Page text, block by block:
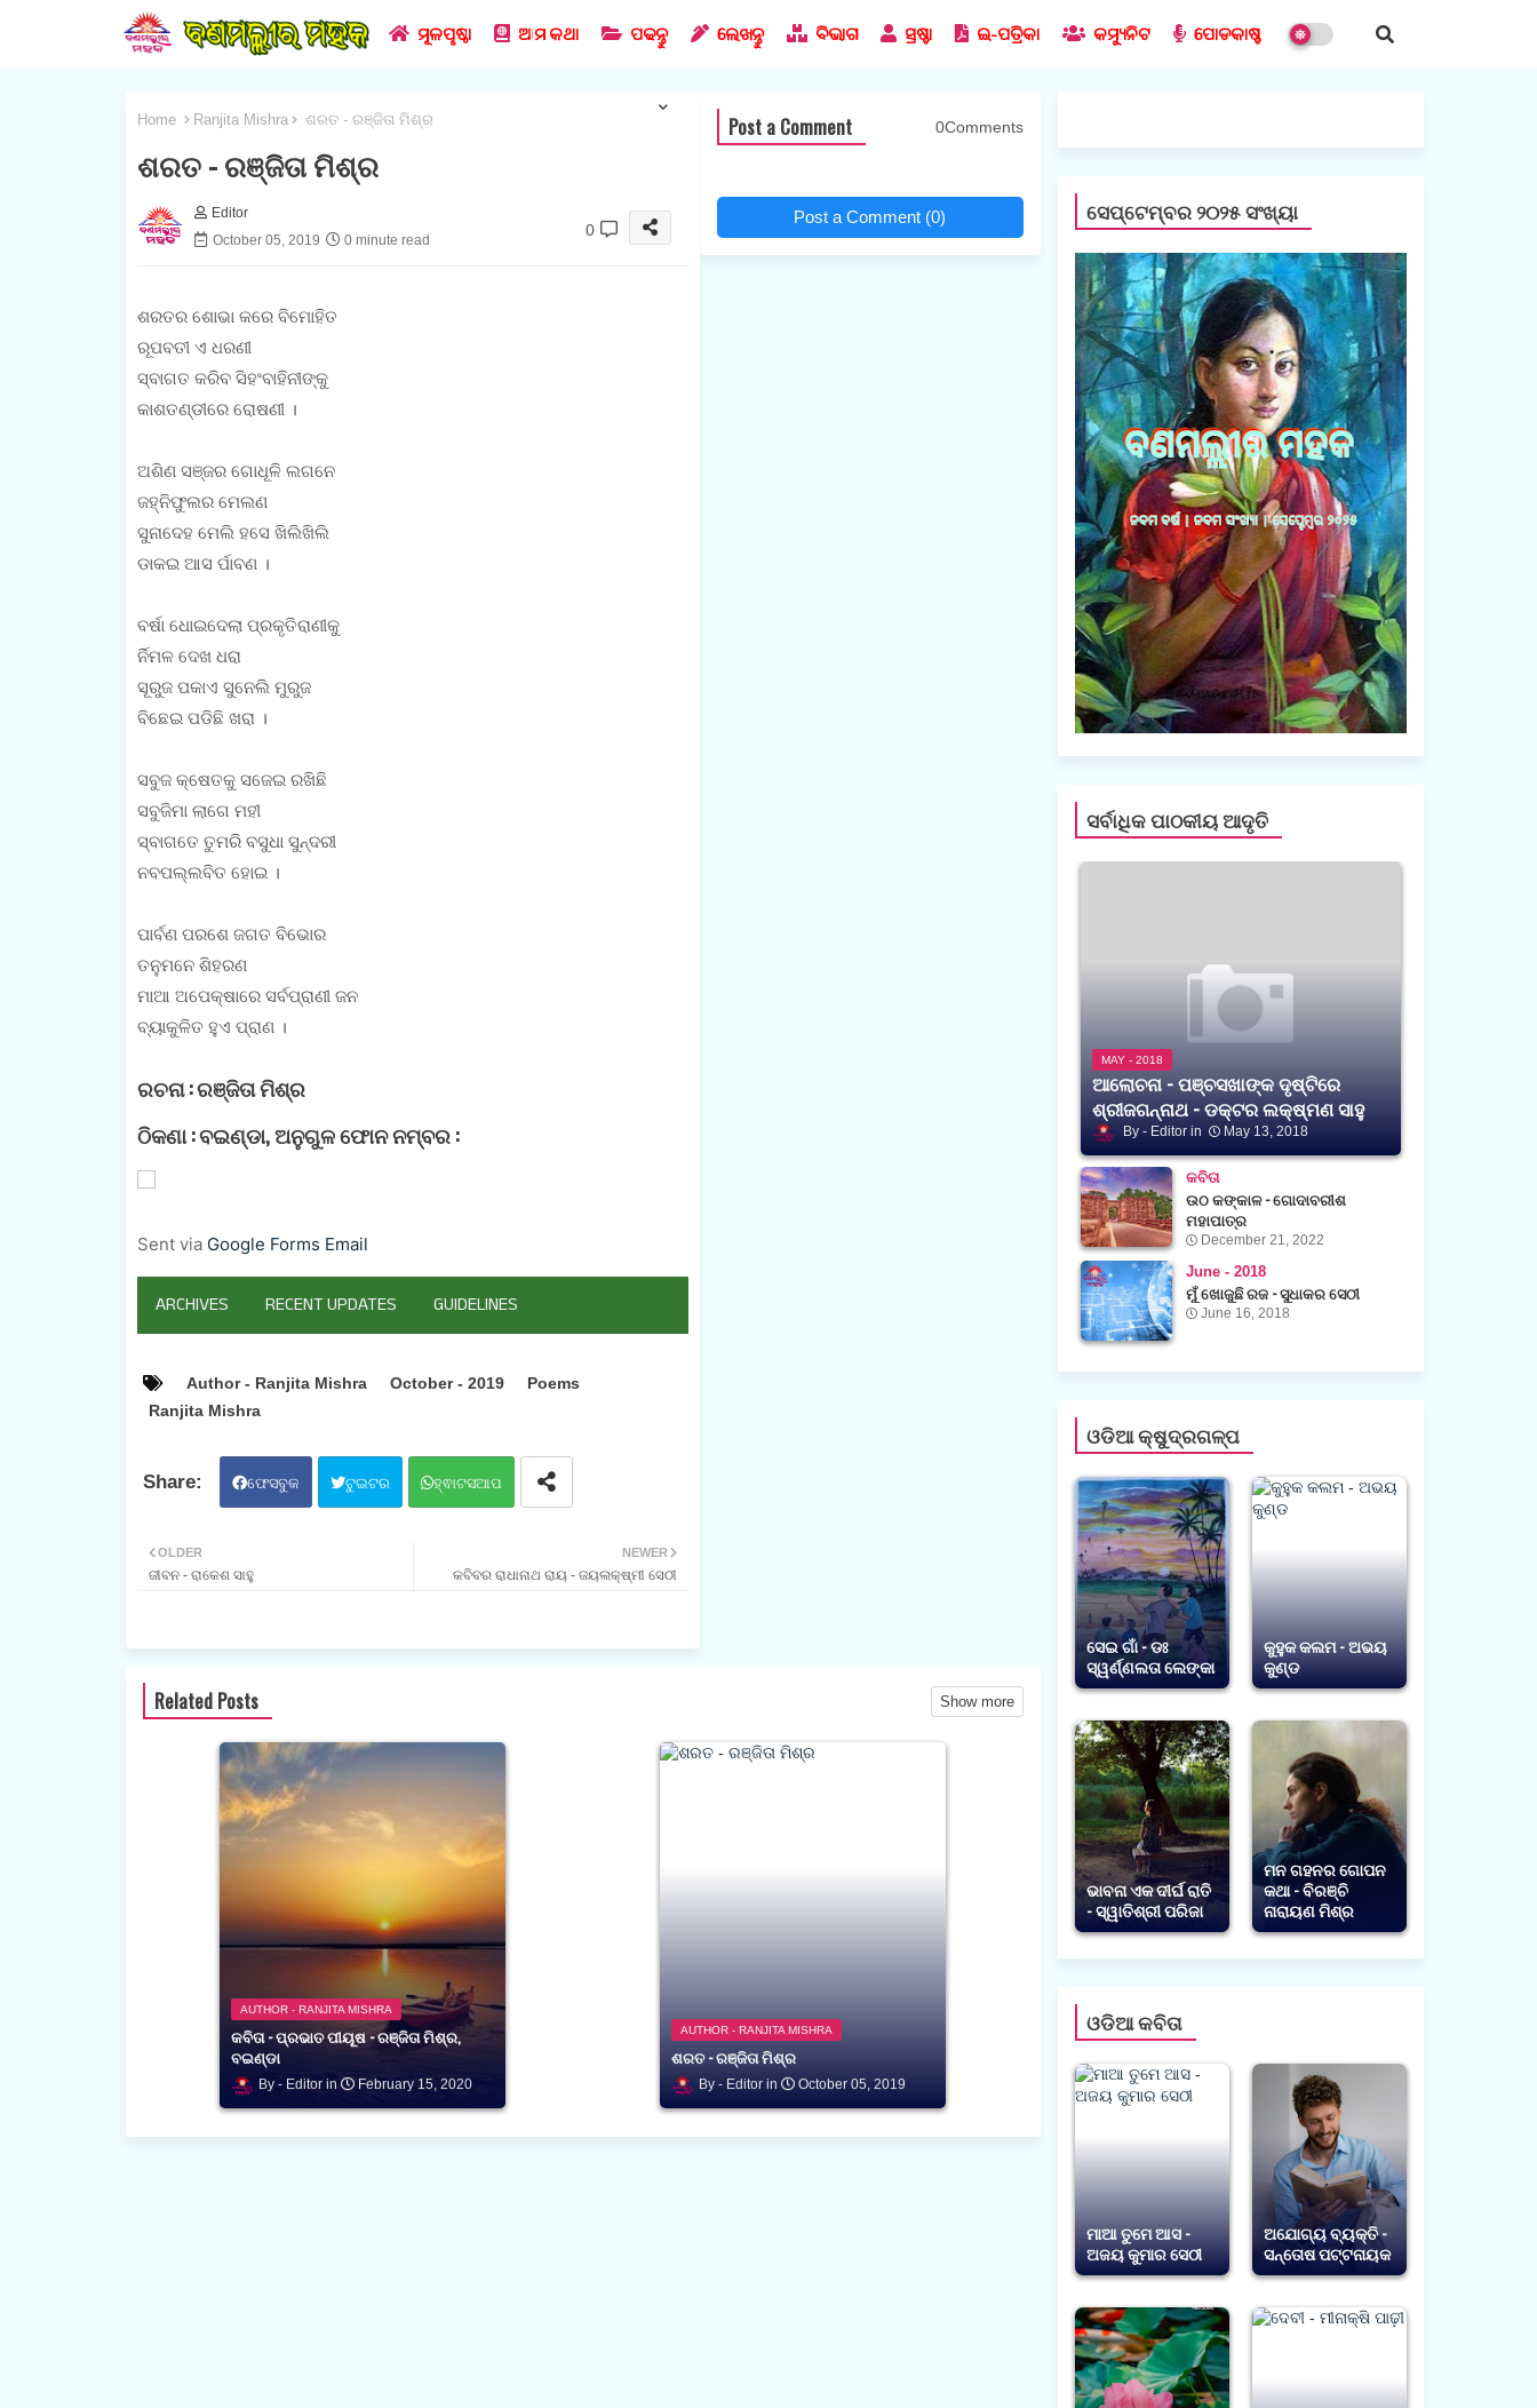
ମୂଳପୃଷ୍ଠା ଆମ କଥା ପଢନ୍ତୁ ଲେଖନ୍ତୁ ବିଭାଗ ସ୍ରଷ୍ଟା ଇ-ପତ୍ରିକା କମ୍ୟୁନିଟ ପୋଡକାଷ୍ଟ
Home Ranjita Mishra ଶରତ - ରଞ୍ଜିତା ମିଶ୍ର
ଶରତ - ରଞ୍ଜିତା ମିଶ୍ର
Editor
October 05, 2019
0 minute read
0
ଶରତର ଶୋଭା କରେ ବିମୋହିତ
ରୂପବତୀ ଏ ଧରଣୀ
ସ୍ବାଗତ କରିବ ସିହଂବାହିନୀଙ୍କୁ
କାଶତଣ୍ଡୀରେ ରୋଷଣୀ ।
ଅଶିଣ ସଞ୍ଜର ଗୋଧୂଳି ଲଗନେ
ଜହ୍ନିଫୁଲର ମେଲଣ
ସୁନାଦେହ ମେଲି ହସେ ଖିଲିଖିଲି
ଡାକଇ ଆସ ର୍ପାବଣ ।
ବର୍ଷା ଧୋଇଦେଲା ପ୍ରକୃତିରାଣୀକୁ
ର୍ନିମଳ ଦେଖ ଧରା
ସୂରୁଜ ପକାଏ ସୁନେଲି ମୁରୁଜ
ବିଛେଇ ପଡିଛି ଖରା ।
ସବୁଜ କ୍ଷେତକୁ ସଜେଇ ରଖିଛି
ସବୁଜିମା ଲାଗେ ମହୀ
ସ୍ବାଗତେ ତୁମରି ବସୁଧା ସୁନ୍ଦରୀ
ନବପଲ୍ଲବିତ ହୋଇ ।
ପାର୍ବଣ ପରଶେ ଜଗତ ବିଭୋର
ତନୁମନେ ଶିହରଣ
ମାଆ ଅପେକ୍ଷାରେ ସର୍ବପ୍ରାଣୀ ଜନ
ବ୍ୟାକୁଳିତ ହୁଏ ପ୍ରାଣ ।
ରଚନା :ରଞ୍ଜିତା ମିଶ୍ର
ଠିକଣା :ବଇଣ୍ଡା, ଅନୁଗୁଳ ଫୋନ ନମ୍ବର :
Sent via Google Forms Email
ARCHIVES RECENT UPDATES GUIDELINES
Author - Ranjita Mishra October - 2019
Poems
Ranjita Mishra
ଫେସବୁକ ଟୁଇଟର ହ୍ଵାଟସଆପ
NEWER
କବିବର ରାଧାନାଥ ରାୟ - ଜୟଲକ୍ଷ୍ମୀ ସେଠୀ
OLDER
ଜୀବନ - ରାକେଶ ସାହୁ
Related Posts Show more
AUTHOR - RANJITA MISHRA
କବିତା - ପ୍ରଭାତ ପୀୟୂଷ - ରଞ୍ଜିତା ମିଶ୍ର,
ବଇଣ୍ଡା
Editor February 15, 2020
AUTHOR - RANJITA MISHRA
ଶରତ - ରଞ୍ଜିତା ମିଶ୍ର
Editor October 05, 2019
Post a Comment 0Comments
Post a Comment (0) ସେପ୍ଟେମ୍ବର ୨୦୨୫ ସଂଖ୍ୟା
ସର୍ବାଧିକ ପାଠକୀୟ ଆଦୃତି
MAY - 2018
ଆଲୋଚନା - ପଞ୍ଚସଖାଙ୍କ ଦୃଷ୍ଟିରେ
ଶ୍ରୀଜଗନ୍ନାଥ - ଡକ୍ଟର ଲକ୍ଷ୍ମଣ ସାହୁ
Editor May 13, 2018
କବିତା
ଉଠ କଙ୍କାଳ - ଗୋଦାବରୀଶ
ମହାପାତ୍ର
December 21, 2022
June - 2018
ମୁଁ ଖୋଜୁଛି ରଜ - ସୁଧାକର ସେଠୀ
June 16, 2018
ଓଡିଆ କ୍ଷୁଦ୍ରଗଳ୍ପ
ସେଇ ଗାଁ - ଡଃ
ସ୍ୱର୍ଣ୍ଣଲତା ଲେଙ୍କା
କୁହୁକ କଲମ - ଅଭୟ
କୁଣ୍ଡ
ଭାବନା ଏକ ଦୀର୍ଘ ରାତି
- ସ୍ୱାତିଶ୍ରୀ ପରିଜା
ମନ ଗହନର ଗୋପନ
କଥା - ବିରଞ୍ଚି
ନାରାୟଣ ମିଶ୍ର
ଓଡିଆ କବିତା
ମାଆ ତୁମେ ଆସ -
ଅଜୟ କୁମାର ସେଠୀ
ଅଯୋଗ୍ୟ ବ୍ୟକ୍ତି -
ସନ୍ତୋଷ ପଟ୍ଟନାୟକ